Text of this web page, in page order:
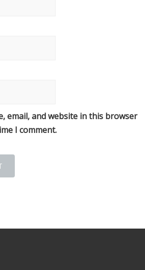
email, and website in this browser
I comment.